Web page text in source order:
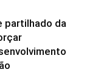
da